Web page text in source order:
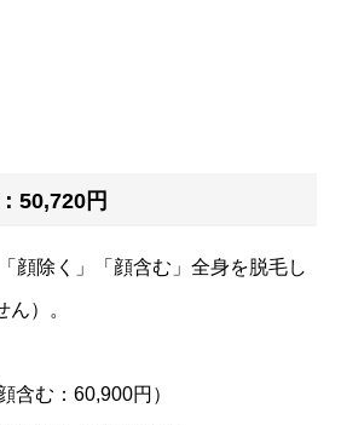
50,720円
顔除く」「顔含む」全身を脱毛し
）。
含む：60,900円）